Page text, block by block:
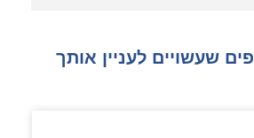
שעשויים לעניין אותך